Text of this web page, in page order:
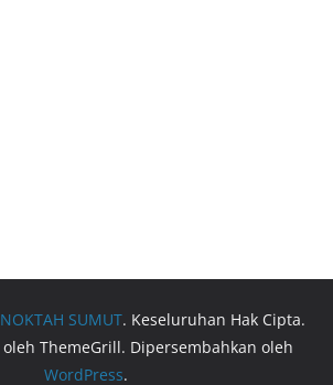
NOKTAH SUMUT. Keseluruhan Hak Cipta.
oleh ThemeGrill. Dipersembahkan oleh
WordPress.